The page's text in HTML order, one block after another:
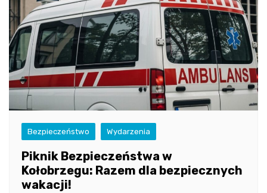
Bezpieczeństwo Wydarzenia
Piknik Bezpieczeństwa w
Kołobrzegu: Razem dla bezpiecznych
wakacji!